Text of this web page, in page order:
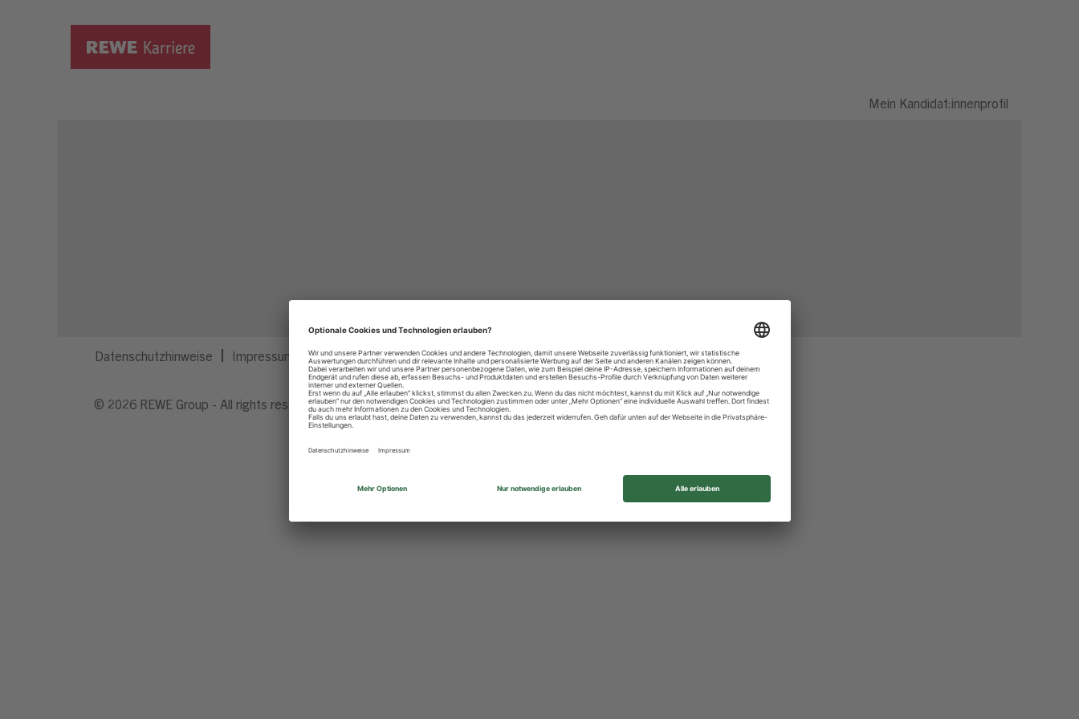
Mein Kandidat:innenprofil
Datenschutzhinweise Impressum Privatsphäre-Einstellungen
© 2026 REWE Group - All rights reserved